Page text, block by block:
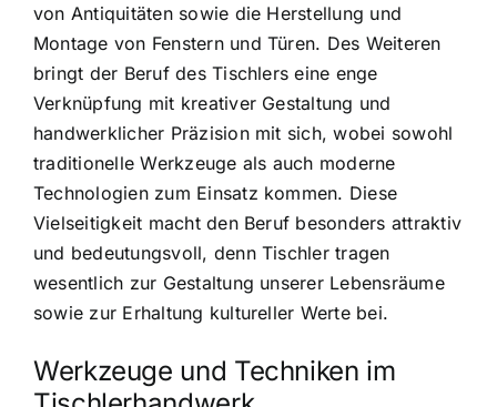
von Antiquitäten sowie die Herstellung und
Montage von Fenstern und Türen. Des Weiteren
bringt der Beruf des Tischlers eine enge
Verknüpfung mit kreativer Gestaltung und
handwerklicher Präzision mit sich, wobei sowohl
traditionelle Werkzeuge als auch moderne
Technologien zum Einsatz kommen. Diese
Vielseitigkeit macht den Beruf besonders attraktiv
und bedeutungsvoll, denn Tischler tragen
wesentlich zur Gestaltung unserer Lebensräume
sowie zur Erhaltung kultureller Werte bei.
Werkzeuge und Techniken im